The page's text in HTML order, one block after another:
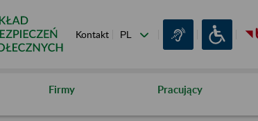
Kontakt
Firmy Pracujący